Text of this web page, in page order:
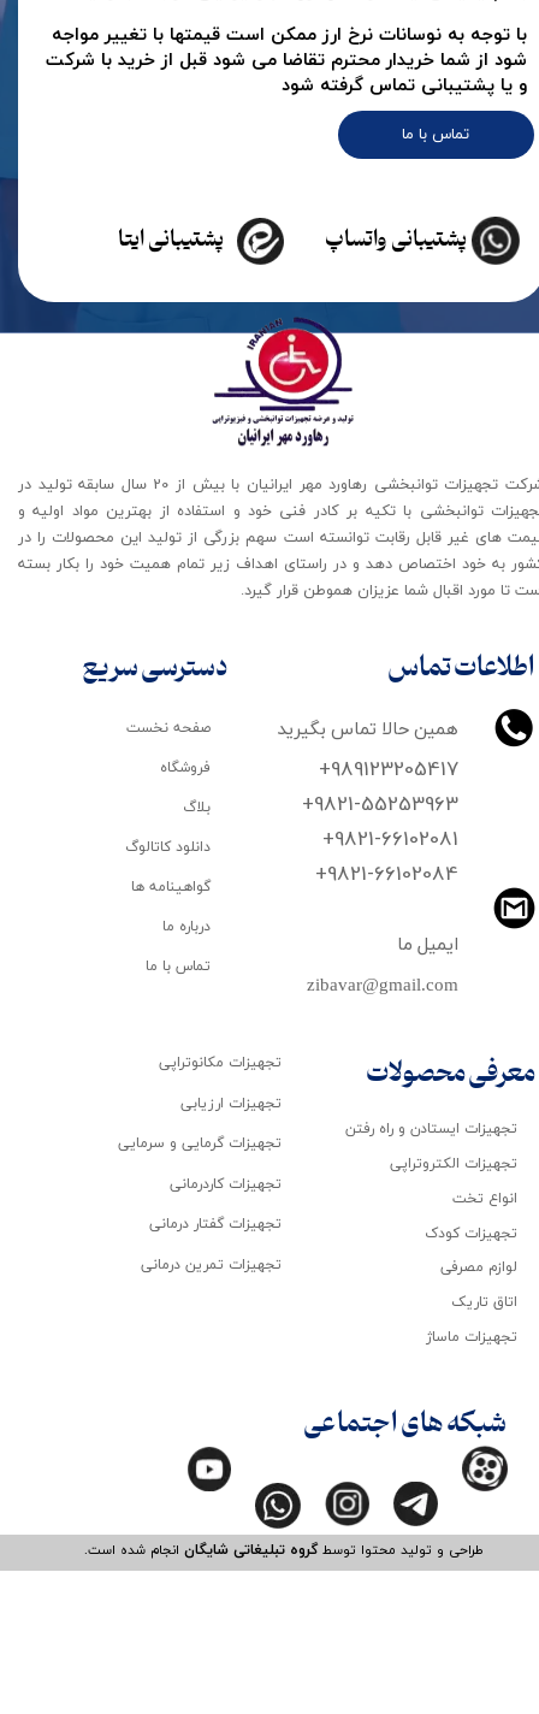
تماس با ما
پشتیبانی ایتا پشتیبانی واتساپ
با توجه به نوسانات نرخ ارز ممکن است قیمتها با تغییر مواجه
شود از شما خریدار محترم تقاضا می شود قبل از خرید با شرکت
و یا پشتیبانی تماس گرفته شود
اطلاعات تماس
همین حالا تماس بگیرید
+989123205417
+9821-55253963
+9821-66102081
​​​​​​​+9821-66102084
zibavar@gmail.com
ایمیل ما
شرکت تجهیزات توانبخشی رهاورد مهر ایرانیان با بیش از 20 سال سابقه تولید در
توانبخشی با تکیه بر کادر فنی خود و استفاده از بهترین مواد اولیه و
های غیر قابل رقابت توانسته است سهم بزرگی از تولید این محصولات را در
به خود اختصاص دهد و در راستای اهداف زیر تمام همیت خود را بکار بسته
تا مورد اقبال شما عزیزان هموطن قرار گیرد​​​​​​​.
طراحی و تولید محتوا توسطگروه تبلیغاتی شایگانانجام شده است.​​​​​​​
تجهیزات ایستادن و راه رفتن
تجهیزات الکتروتراپی
انواع تخت
تجهیزات کودک
لوازم مصرفی
اتاق تاریک
تجهیزات ماساژ
صفحه نخست
فروشگاه
بلاگ
دانلود کاتالوگ
گواهینامه ها
درباره ما
تماس با ما
تجهیزات مکانوتراپی
تجهیزات ارزیابی
تجهیزات گرمایی و سرمایی
تجهیزات کاردرمانی
تجهیزات گفتار درمانی
تجهیزات تمرین درمانی
دسترسی سریع
معرفی محصولات
شبکه های اجتماعی